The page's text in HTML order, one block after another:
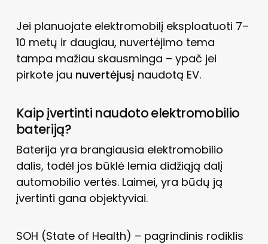
Jei planuojate elektromobilį eksploatuoti 7–
10 metų ir daugiau, nuvertėjimo tema
tampa mažiau skausminga – ypač jei
pirkote jau nuvertėjusį naudotą EV.
Kaip įvertinti naudoto elektromobilio
bateriją?
Baterija yra brangiausia elektromobilio
dalis, todėl jos būklė lemia didžiąją dalį
automobilio vertės. Laimei, yra būdų ją
įvertinti gana objektyviai.
SOH (State of Health) – pagrindinis rodiklis